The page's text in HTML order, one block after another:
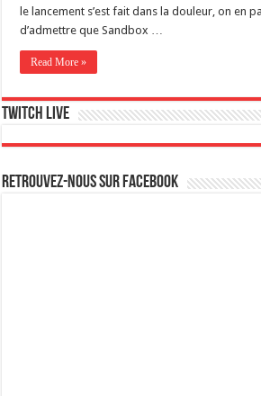
le lancement s’est fait dans la douleur, on en
d’admettre que Sandbox …
Read More »
Twitch live
Retrouvez-nous sur Facebook